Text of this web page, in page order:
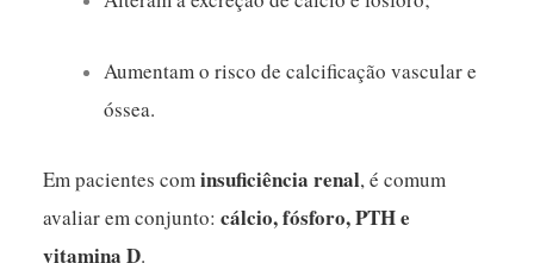
Aumentam o risco de calcificação vascular e
óssea.
Em pacientes cominsuficiência renal, é comum
avaliar em conjunto:cálcio, fósforo, PTH e
vitamina D.